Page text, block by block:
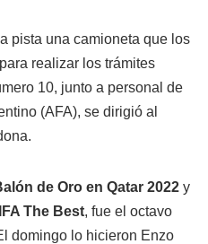
pista una camioneta que los
realizar los trámites
10, junto a personal de
(AFA), se dirigió al
de Oro en Qatar 2022 y
The Best, fue el octavo
domingo lo hicieron Enzo